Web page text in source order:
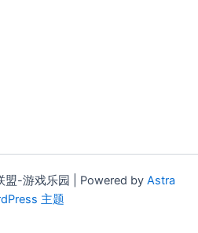
-游戏乐园 | Powered by Astra
主题